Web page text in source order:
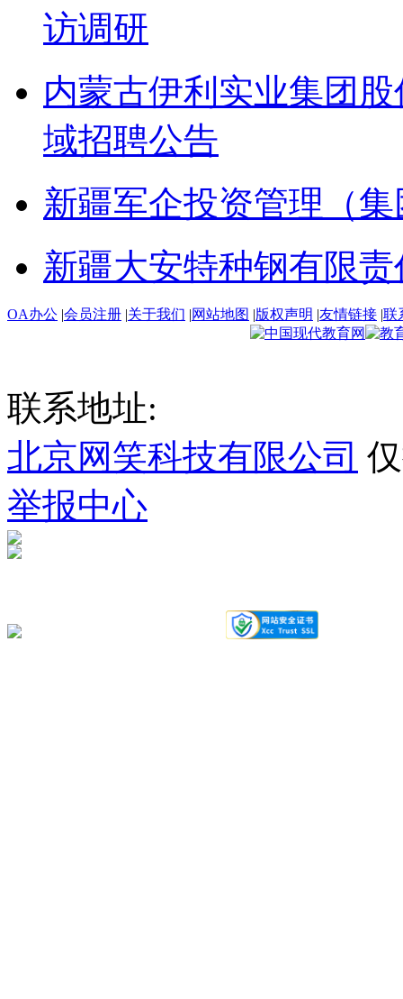
访调研
内蒙古伊利实业集团
域招聘公告
新疆军企投资管理（
新疆大安特种钢有限
OA办公 |会员注册 |关于我们 |网站地图 |版权声明 |友情链接 |联
联系地址:
北京网笑科技有限公司
举报中心